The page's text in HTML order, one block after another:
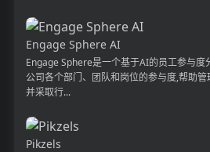
Engage Sphere AI
Engage Sphere是一个基于AI的员工参与度
公司各个部门、团队和岗位的参与度,帮助
并采取行...
Pikzels